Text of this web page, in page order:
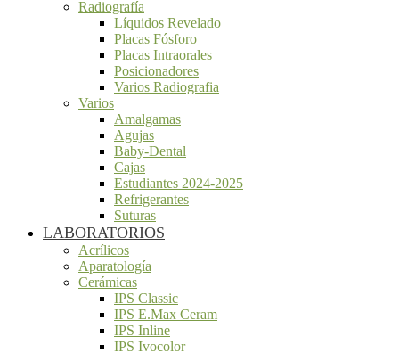
Radiografía
Líquidos Revelado
Placas Fósforo
Placas Intraorales
Posicionadores
Varios Radiografia
Varios
Amalgamas
Agujas
Baby-Dental
Cajas
Estudiantes 2024-2025
Refrigerantes
Suturas
LABORATORIOS
Acrílicos
Aparatología
Cerámicas
IPS Classic
IPS E.Max Ceram
IPS Inline
IPS Ivocolor